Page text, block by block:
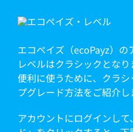
エコペイズ（ecoPayz）の
レベルはクラシックとな
便利に使うために、クラ
プグレード方法をご紹介し
アカウントにログインし